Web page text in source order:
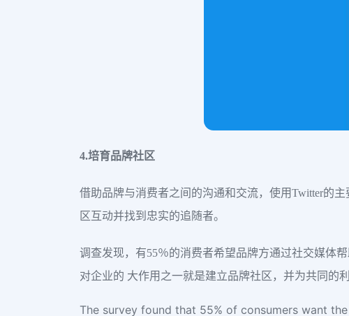
4.培育品牌社区
借助品牌与消费者之间的沟通和交流，使用Twitter的
区互动并找到忠实的追随者。
调查发现，有55％的消费者希望品牌方通过社交媒体
对企业的 大作用之一就是建立品牌社区，并为共同的
The survey found that 55% of consumers want